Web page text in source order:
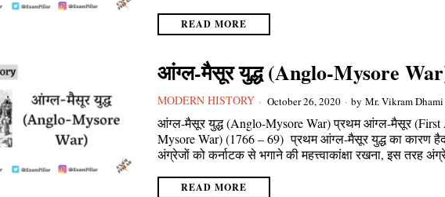
READ MORE
आंग्ल-मैसूर युद्ध (Anglo-Mysore
MODERN HISTORY October 26, 2020 by Mr. Vikram Dhami
आंग्ल-मैसूर युद्ध (Anglo-Mysore War) प्रथम आंग्ल-मैसूर (First
Mysore War) (1766 – 69) प्रथम आंग्ल-मैसूर युद्ध का कारण
अंग्रेजों को कर्नाटक से भगाने की महत्त्वाकांक्षा रखना, इस तरह
READ MORE